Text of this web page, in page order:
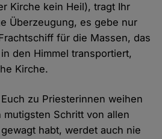
Kirche kein Heil), tragt Ihr
Überzeugung, es gebe nur
für die Massen, das
den Himmel transportiert,
Kirche.
zu Priesterinnen weihen
Schritt von allen
habt, werdet auch nie